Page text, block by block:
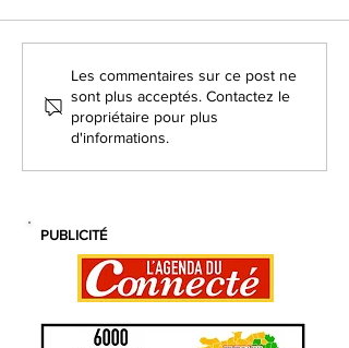
BUDGET DU LOIRET, QUELLE RECETTE
?
Les commentaires sur ce post ne
sont plus acceptés. Contactez le
propriétaire pour plus
d'informations.
PUBLICITÉ